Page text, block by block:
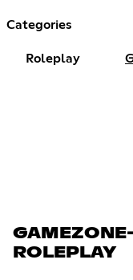
Categories
Roleplay
ROLEPLAY